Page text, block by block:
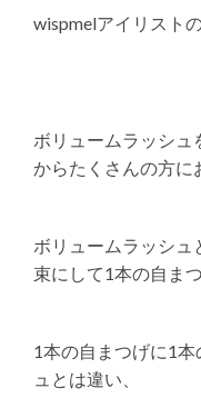
wispmelアイリスト
ボリュームラッシュ
からたくさんの方に
ボリュームラッシュ
束にして1本の自ま
1本の自まつげに1
ュとは違い、